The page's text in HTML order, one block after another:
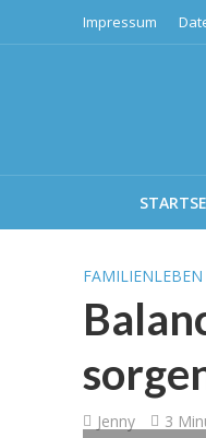
Impressum
FAMILIENLEBEN
Jenny 3